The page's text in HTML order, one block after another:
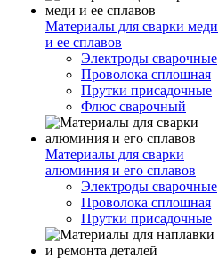
Материалы для сварки меди
и ее сплавов
Электроды сварочные
Проволока сплошная
Прутки присадочные
Флюс сварочный
Материалы для сварки
алюминия и его сплавов
Электроды сварочные
Проволока сплошная
Прутки присадочные